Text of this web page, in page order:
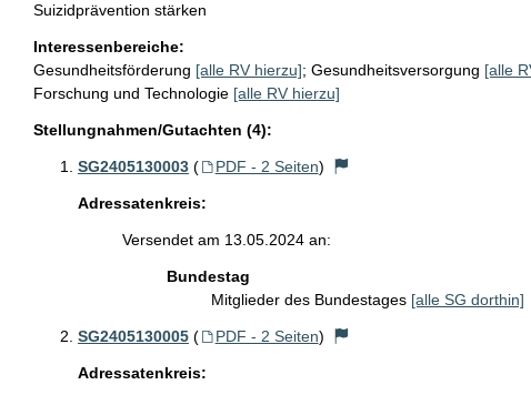
Suizidprävention stärken
Interessenbereiche:
Gesundheitsförderung [alle RV hierzu]; Gesundheitsversorgung [alle
Forschung und Technologie [alle RV hierzu]
Stellungnahmen/Gutachten (4):
SG2405130003 ( PDF - 2 Seiten)
Adressatenkreis:
Versendet am 13.05.2024 an:
Bundestag
Mitglieder des Bundestages [alle SG dorthin]
SG2405130005 ( PDF - 2 Seiten)
Adressatenkreis: